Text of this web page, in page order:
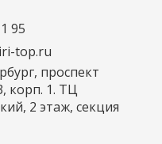
95
top.ru
проспект
корп. 1. ТЦ
2 этаж, секция